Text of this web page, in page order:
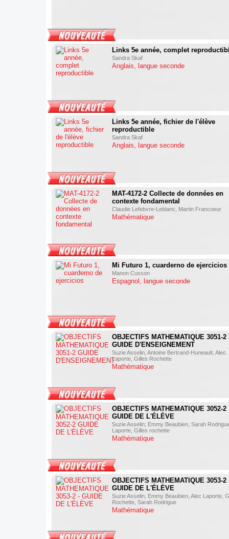
Links 5e année, complet
Sandra Skaf
Anglais, langue seconde
Links 5e année, fichier de l'élève
reproductible
Sandra Skaf
Anglais, langue seconde
MAT-4172-2 Collecte de données en
contexte fondamental
Claudie Lefebvre-Leblanc, Martin Francoeur
Mathématique
Mi Futuro 1, cuarderno de ejercicios
Manon Cusson
Espagnol, langue seconde
OBJECTIFS MATHEMATIQUE 3051-2
GUIDE D'ENSEIGNEMENT
Suzie Asselin, Antoine Bertrand-Huneault, Alec
Laporte, Gilles Rochette
Mathématique
OBJECTIFS MATHEMATIQUE 3052-2
GUIDE DE L'ÉLÈVE
Suzie Asselin; Emmy Beaubien, Sarah
Laporte, Gilles rochette
Mathématique
OBJECTIFS MATHEMATIQUE 3053-2
GUIDE DE L'ÉLÈVE
Suzie Asselin, Emmy Beaubien, Alec Laporte,
Rochette, Sarah Rodrigue
Mathématique